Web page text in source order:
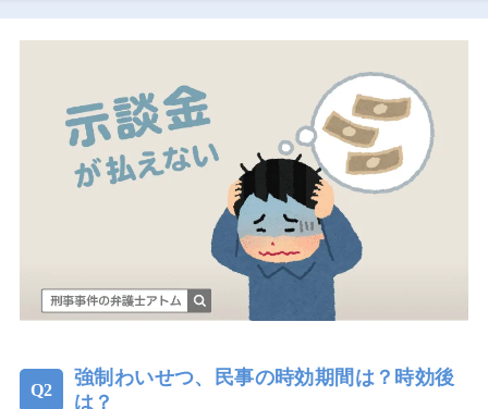
強制わいせつ、民事の時効期間は？時効後
は？